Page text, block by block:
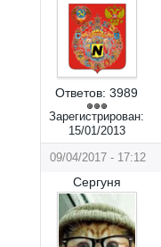
Ответов: 3989
Зарегистрирован:
15/01/2013
09/04/2017 - 17:12
Сергуня